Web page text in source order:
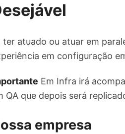
ter atuado ou atuar em
em configuração
Em Infra irá
QA que depois será
empresa